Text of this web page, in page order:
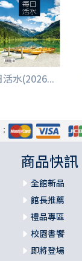
水(2026...
商品快訊
全館新品
館長推薦
禮品專區
校園書饗
即將登場